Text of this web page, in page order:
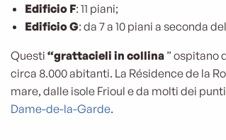
Edificio F: 11 piani;
Edificio G: da 7 a 10 piani a seconda
Questi “grattacieli in collina ” ospitano
circa 8.000 abitanti. La Résidence de la
mare, dalle isole Frioul e da molti dei
Dame-de-la-Garde.